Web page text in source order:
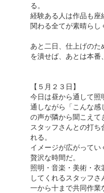
る。
経験ある人は作品も座
関わる全てが素晴らし
あと二日、仕上げのた
を潰せば、あとは本番
【５月２３日】
今日は昼から通して照
通しながら「こんな感
の声が隣から聞こえて
スタッフさんとの打ち
れる。
イメージが広がってい
贅沢な時間だ。
照明・音楽・美術・衣
してくれるスタッフさ
一から十まで共同作業